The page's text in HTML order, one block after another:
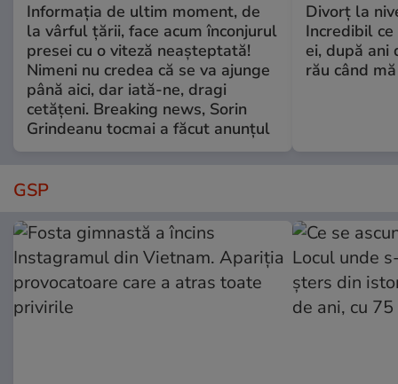
Informația de ultim moment, de
la vârful țării, face acum înconjurul
presei cu o viteză neașteptată!
Nimeni nu credea că se va ajunge
până aici, dar iată-ne, dragi
cetățeni. Breaking news, Sorin
Grindeanu tocmai a făcut anunțul
Divorț la
Incredibil
ei, după ani
rău când
GSP